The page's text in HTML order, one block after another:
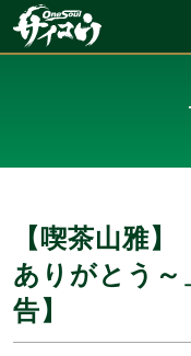
【喫茶山雅
ありがとう
告】